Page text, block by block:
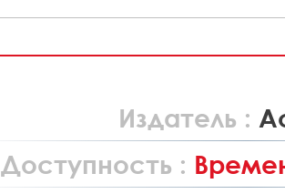
Издатель :
Доступность :